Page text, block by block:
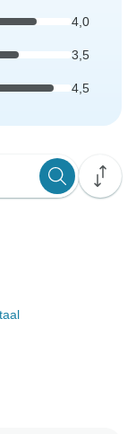
4,0
3,5
4,5